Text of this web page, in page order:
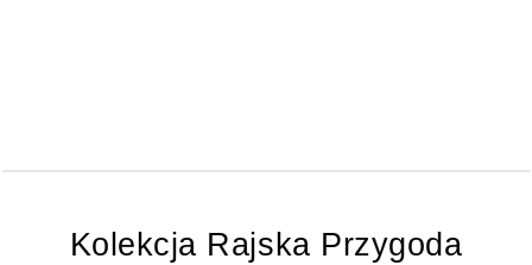
Kolekcja Rajska Przygoda